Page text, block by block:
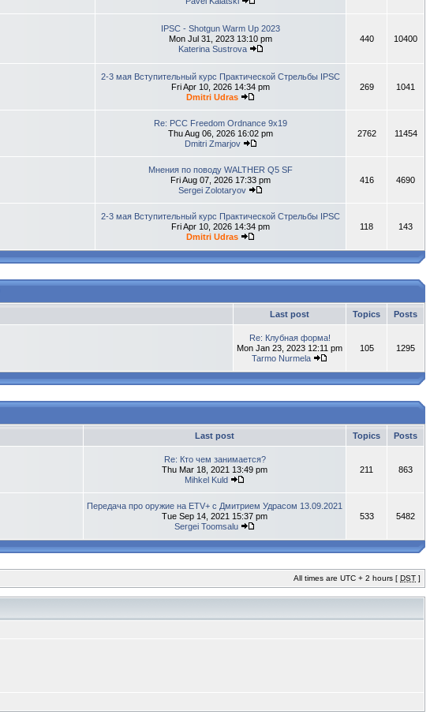
IPSC - Shotgun Warm Up 2023
Mon Jul 31, 2023 13:10 pm
Katerina Sustrova
440 10400
2-3 мая Вступительный курс Практической Стрельбы IPSC
Fri Apr 10, 2026 14:34 pm
Dmitri Udras
269 1041
Re: PCC Freedom Ordnance 9x19
Thu Aug 06, 2026 16:02 pm
Dmitri Zmarjov
2762 11454
Мнения по поводу WALTHER Q5 SF
Fri Aug 07, 2026 17:33 pm
Sergei Zolotaryov
416 4690
2-3 мая Вступительный курс Практической Стрельбы IPSC
Fri Apr 10, 2026 14:34 pm
Dmitri Udras
118 143
Last post Topics Posts
Re: Клубная форма!
Mon Jan 23, 2023 12:11 pm
Tarmo Nurmela
105 1295
Last post Topics Posts
Re: Кто чем занимается?
Thu Mar 18, 2021 13:49 pm
Mihkel Kuld
211 863
Передача про оружие на ETV+ с Дмитрием Удрасом 13.09.2021
Tue Sep 14, 2021 15:37 pm
Sergei Toomsalu
533 5482
All times are UTC + 2 hours [ DST ]